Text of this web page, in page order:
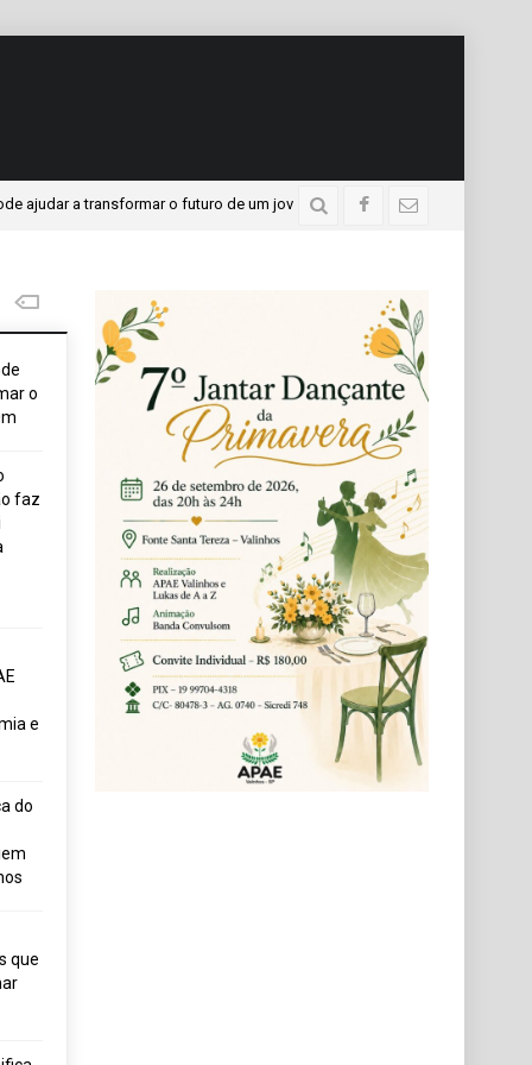
a transformar o futuro de um jovem 4 dias atrás APAE presente
o
faz
e
do
que